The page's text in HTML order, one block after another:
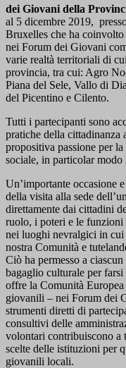
dei Giovani della
al 5 dicembre 2019,
Bruxelles che ha
nei Forum dei Giovani
varie realtà territoriali di
provincia, tra cui: Agro
Piana del Sele, Vallo di
del Picentino e Cilento.
Tutti i partecipanti sono
pratiche della cittadinanza
propositiva passione per
sociale, in particolar modo
Un’importante occasione
della visita alla sede
direttamente dai cittadini
ruolo, i poteri e le funzioni
nei luoghi nevralgici in cui
nostra Comunità e
Ciò ha permesso a
bagaglio culturale per
offre la Comunità
giovanili – nei Forum dei
strumenti diretti di
consultivi delle
volontari contribuiscono a
scelte delle istituzioni per
giovanili locali.